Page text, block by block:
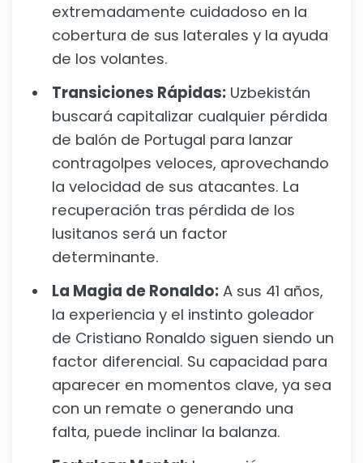
extremadamente cuidadoso en la
cobertura de sus laterales y la ayuda
de los volantes.
Transiciones Rápidas: Uzbekistán
buscará capitalizar cualquier pérdida
de balón de Portugal para lanzar
contragolpes veloces, aprovechando
la velocidad de sus atacantes. La
recuperación tras pérdida de los
lusitanos será un factor
determinante.
La Magia de Ronaldo: A sus 41 años,
la experiencia y el instinto goleador
de Cristiano Ronaldo siguen siendo un
factor diferencial. Su capacidad para
aparecer en momentos clave, ya sea
con un remate o generando una
falta, puede inclinar la balanza.